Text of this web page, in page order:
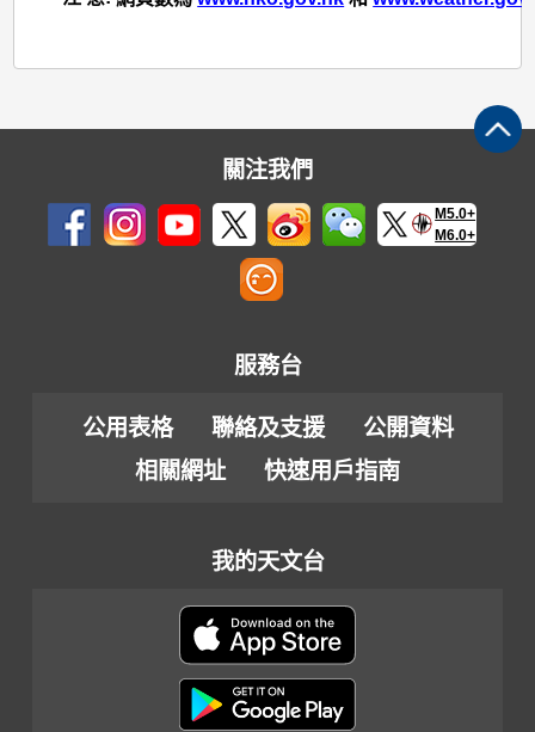
關注我們
M5.0+
M6.0+
服務台
公用表格 聯絡及支援
公開資料
相關網址
快速用戶指南
我的天文台